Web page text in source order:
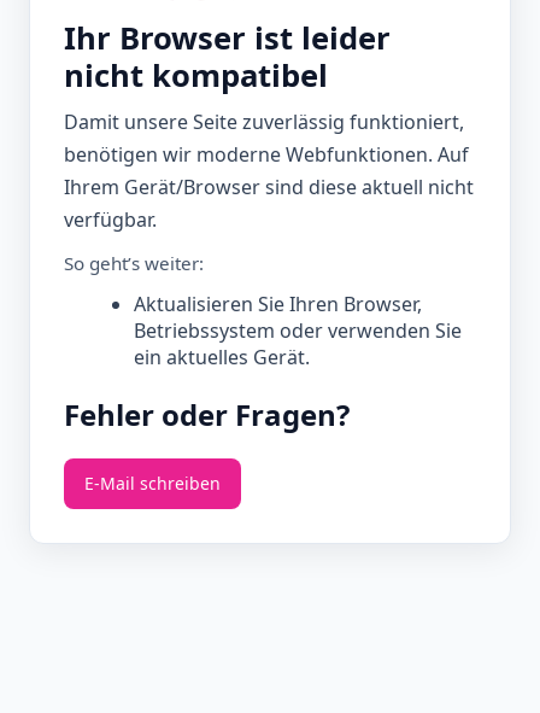
Ihr Browser ist leider
nicht kompatibel
Damit unsere Seite zuverlässig funktioniert,
benötigen wir moderne Webfunktionen. Auf
Ihrem Gerät/Browser sind diese aktuell nicht
verfügbar.
So geht’s weiter:
Aktualisieren Sie Ihren Browser,
Betriebssystem oder verwenden Sie
ein aktuelles Gerät.
Fehler oder Fragen?
E‑Mail schreiben